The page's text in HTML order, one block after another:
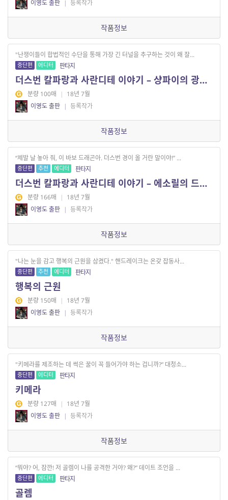
이영도 출판 | 등록작가
작품정보
"난쟁이들이 합법적인 수단을 통해 가장 긴 터널을 추구하는 것이 왜 잘...
중단편 에디터 판타지
더스번 칼파랑과 사란디테 이야기 – 샹파이의 광부들 1
분량 100매 | 18년 7월
이영도 출판 | 등록작가
작품정보
“제발 날 놓아 줘, 이 바보 드래곤아. 더스번 경이 올 거란 말이야!” ...
중단편 추천 에디터 판타지
더스번 칼파랑과 사란디테 이야기 – 에소릴의 드래곤
분량 166매 | 18년 7월
이영도 출판 | 등록작가
작품정보
"나는 눈을 감고 행복의 근원을 삼켰다." 핸드레이크는 온갖 잡동사...
중단편 추천 에디터 판타지
행복의 근원
분량 150매 | 18년 7월
이영도 출판 | 등록작가
작품정보
"키메라를 제조하는 데 썩은 꿀이 꼭 들어가야 하는 겁니까?” 대청소...
중단편 에디터 판타지
키메라
분량 127매 | 18년 7월
이영도 출판 | 등록작가
작품정보
“뭐야? 어, 잠깐! 저 골렘이 나를 공격한 거야? 왜?” 데이트 조언을 ...
중단편 에디터 판타지
골렘